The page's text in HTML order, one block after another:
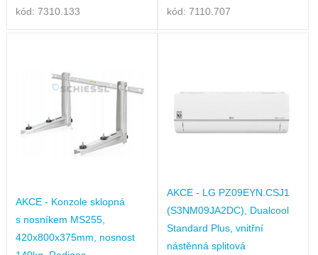
kód: 7310.133
kód: 7110.707
AKCE - Konzole sklopná
s nosníkem MS255,
420x800x375mm, nosnost
AKCE - LG PZ09EYN.CSJ1
(S3NM09JA2DC), Dualcool
Standard Plus, vnitřní
nástěnná splitová